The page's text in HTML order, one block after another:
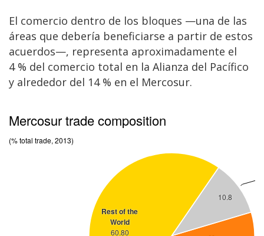
El comercio dentro de los bloques —una de las
áreas que debería beneficiarse a partir de estos
acuerdos—, representa aproximadamente el
4 % del comercio total en la Alianza del Pacífico
y alrededor del 14 % en el Mercosur.